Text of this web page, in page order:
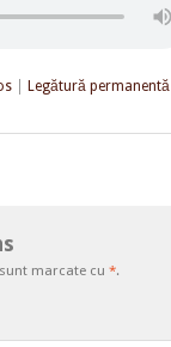
Legătură permanentă
marcate cu *.